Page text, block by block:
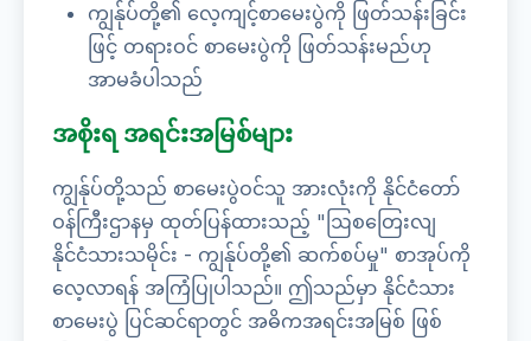
ကျွန်ုပ်တို့၏ လေ့ကျင့်စာမေးပွဲကို ဖြတ်သန်းခြင်း
ဖြင့် တရားဝင် စာမေးပွဲကို ဖြတ်သန်းမည်ဟု
အာမခံပါသည်
အစိုးရ အရင်းအမြစ်များ
ကျွန်ုပ်တို့သည် စာမေးပွဲဝင်သူ အားလုံးကို နိုင်ငံတော်
ဝန်ကြီးဌာနမှ ထုတ်ပြန်ထားသည့် "ဩစတြေးလျ
နိုင်ငံသားသမိုင်း - ကျွန်ုပ်တို့၏ ဆက်စပ်မှု" စာအုပ်ကို
လေ့လာရန် အကြံပြုပါသည်။ ဤသည်မှာ နိုင်ငံသား
စာမေးပွဲ ပြင်ဆင်ရာတွင် အဓိကအရင်းအမြစ် ဖြစ်